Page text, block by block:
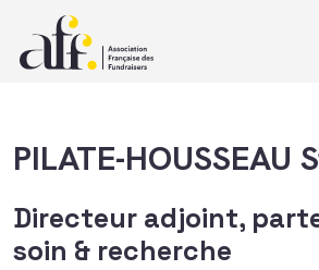
PILATE-HOUSSEAU
Directeur adjoint,
soin & recherche